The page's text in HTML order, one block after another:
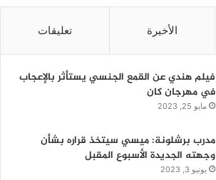
الأخيرة تعليقات
فيلم هندي عن القمع الجنسي يستأثر بالإعجاب
في مهرجان كان
مايو 25, 2023
مدرب برشلونة: ميسي سيتخذ قراره بشأن
وجهته الجديدة الأسبوع المقبل
يونيو 3, 2023